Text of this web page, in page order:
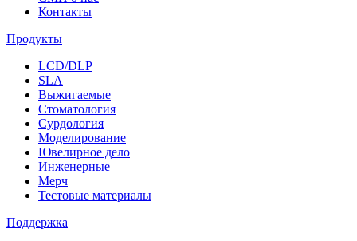
Контакты
Продукты
LCD/DLP
SLA
Выжигаемые
Стоматология
Сурдология
Моделирование
Ювелирное дело
Инженерные
Мерч
Тестовые материалы
Поддержка